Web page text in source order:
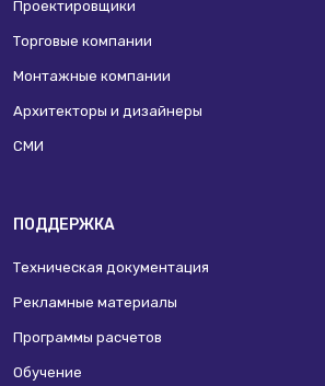
Проектировщики
Торговые компании
Монтажные компании
Архитекторы и дизайнеры
СМИ
ПОДДЕРЖКА
Техническая документация
Рекламные материалы
Программы расчетов
Обучение